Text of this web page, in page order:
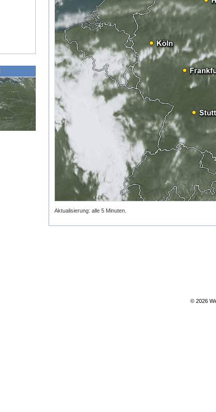
Aktualisierung: alle 5 Minuten.
© 2026